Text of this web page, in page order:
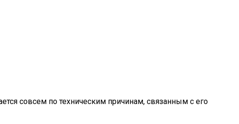
совсем по техническим причинам, связанным с его